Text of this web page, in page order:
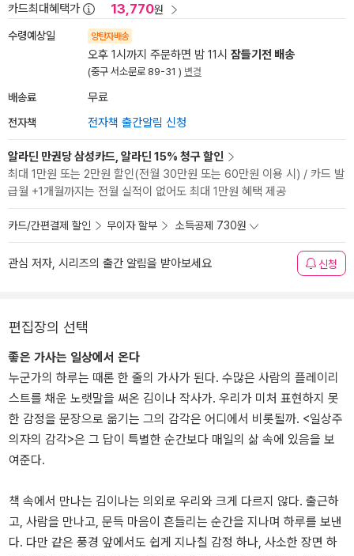
카드최대혜택가 13,770원
수령예상일 양탄자배송
오후 1시까지 주문하면 밤 11시 잠들기전 배송
(중구 서소문로 89-31 ) 변경
배송료 무료
전자책 전자책 출간알림 신청
알라딘 만권당 삼성카드, 알라딘 15% 청구 할인
최대 1만원 또는 2만원 할인(전월 30만원 또는 60만원 이용 시) / 카드 발
급월 +1개월까지는 전월 실적이 없어도 최대 1만원 혜택 제공
카드/간편결제 할인 무이자 할부 소득공제 730원
관심 저자, 시리즈의 출간 알림을 받아보세요 신청
편집장의 선택
좋은 가사는 일상에서 온다
누군가의 하루는 때론 한 줄의 가사가 된다. 수많은 사람의 플레이리
스트를 채운 노랫말을 써온 김이나 작사가. 우리가 미처 표현하지 못
한 감정을 문장으로 옮기는 그의 감각은 어디에서 비롯될까. <일상주
의자의 감각>은 그 답이 특별한 순간보다 매일의 삶 속에 있음을 보
여준다.
책 속에서 만나는 김이나는 의외로 우리와 크게 다르지 않다. 출근하
고, 사람을 만나고, 문득 마음이 흔들리는 순간을 지나며 하루를 보낸
다. 다만 같은 풍경 앞에서도 쉽게 지나칠 감정 하나, 사소한 장면 하